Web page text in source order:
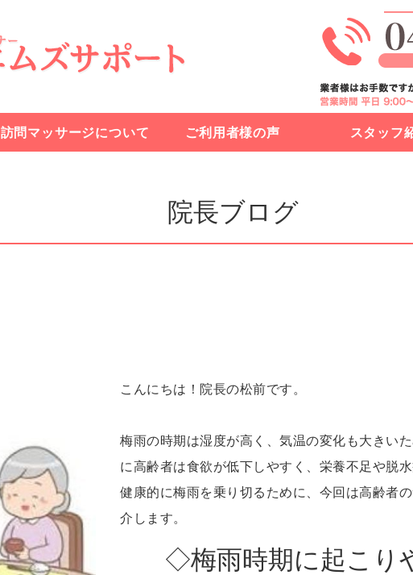
訪問鍼灸マッサ
訪問マッサージについて ご利用者様の声 スタッフ
院長ブログ
こんにちは！院長の松前です。
梅雨の時期は湿度が高く、気温の変化も大きい
に高齢者は食欲が低下しやすく、栄養不足や脱
健康的に梅雨を乗り切るために、今回は高齢者
介します。
◇梅雨時期に起こり